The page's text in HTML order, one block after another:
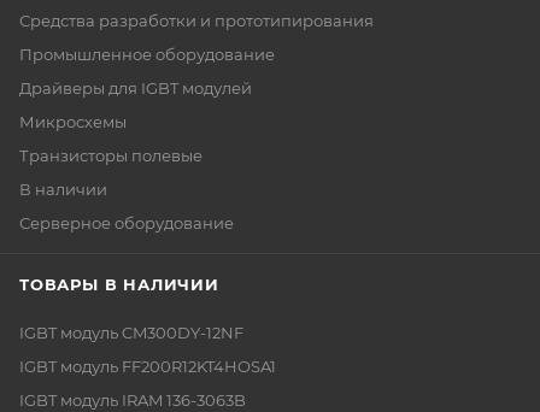
Средства разработки и прототипирования
Промышленное оборудование
Драйверы для IGBT модулей
Микросхемы
Транзисторы полевые
В наличии
Серверное оборудование
ТОВАРЫ В НАЛИЧИИ
IGBT модуль CM300DY-12NF
IGBT модуль FF200R12KT4HOSA1
IGBT модуль IRAM 136-3063B